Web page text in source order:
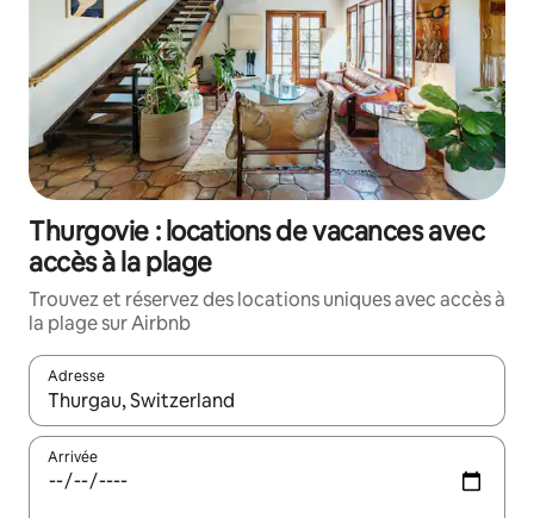
Thurgovie : locations de vacances avec
accès à la plage
Trouvez et réservez des locations uniques avec accès à
la plage sur Airbnb
Adresse
Lorsque les résultats s'affichent, utilisez les flèches vers le
Arrivée